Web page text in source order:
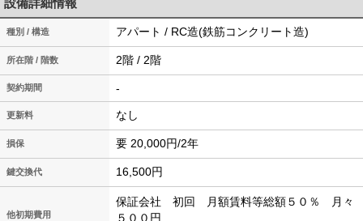
設備詳細情報
種別 / 構造 アパート / RC造(鉄筋コンクリート造)
所在階 / 階数 2階 / 2階
契約期間 -
更新料 なし
損保 要 20,000円/2年
鍵交換代 16,500円
他初期費用
保証会社 初回 月額賃料等総額５０％ 月々
５００円